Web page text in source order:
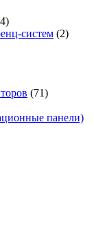
систем (2)
(71)
панели)